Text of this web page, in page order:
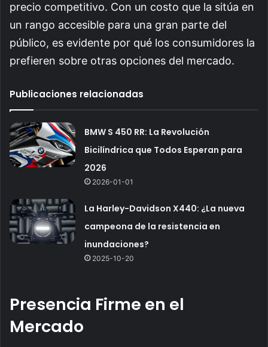
precio competitivo. Con un costo que la sitúa en
un rango accesible para una gran parte del
público, es evidente por qué los consumidores la
prefieren sobre otras opciones del mercado.
Publicaciones relacionadas
BMW S 450 RR: La Revolución
Bicilíndrica que Todos Esperan para
2026
2026-01-01
La Harley-Davidson X440: ¿La nueva
campeona de la resistencia en
inundaciones?
2025-10-20
Presencia Firme en el
Mercado